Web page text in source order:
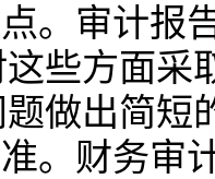
点。审计
些方面采
做出简短
准。财务